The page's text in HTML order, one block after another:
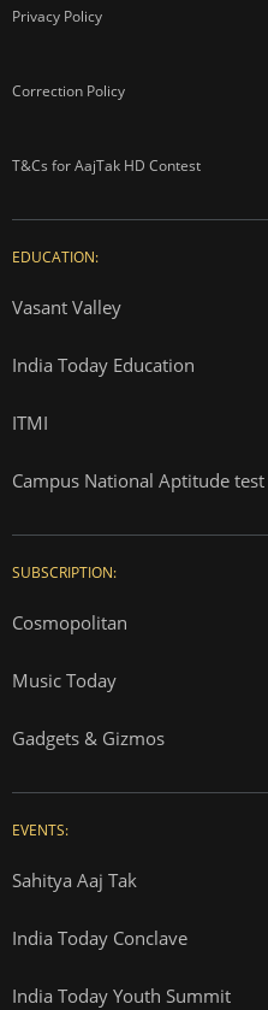
Privacy Policy
Correction Policy
T&Cs for AajTak HD Contest
EDUCATION:
Vasant Valley
India Today Education
ITMI
Campus National Aptitude test
SUBSCRIPTION:
Cosmopolitan
Music Today
Gadgets & Gizmos
EVENTS:
Sahitya Aaj Tak
India Today Conclave
India Today Youth Summit